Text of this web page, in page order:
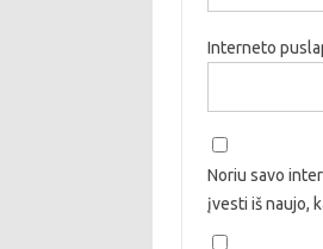
Interneto
Noriu savo
įvesti iš naujo,